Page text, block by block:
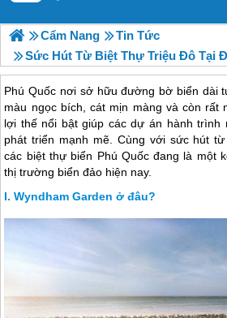
Cẩm Nang
Tin Tức
Sức Hút Từ Biệt Thự Triệu Đô Tại
Phú Quốc nơi sở hữu đường bờ biển dài
màu ngọc bích, cát mịn màng và còn rất
lợi thế nổi bật giúp các dự án hành trình
phát triển mạnh mẽ. Cùng với sức hút
các biệt thự biển Phú Quốc đang là một
thị trường biển đảo hiện nay.
Wyndham Garden ở đâu?